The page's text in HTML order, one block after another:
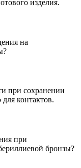
изделия.
на
при сохранении
контактов.
при
бронзы?